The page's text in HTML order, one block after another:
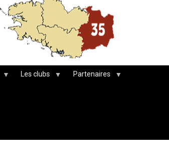
Les clubs Partenaires